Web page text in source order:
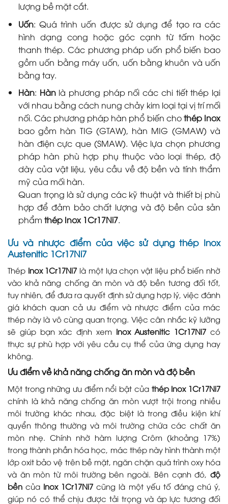
lượng bề mặt cắt.
Uốn: Quá trình uốn được sử dụng để tạo ra các
hình dạng cong hoặc góc cạnh từ tấm hoặc
thanh thép. Các phương pháp uốn phổ biến bao
gồm uốn bằng máy uốn, uốn bằng khuôn và uốn
bằng tay.
Hàn: Hànlà phương pháp nối các chi tiết thép lại
với nhau bằng cách nung chảy kim loại tại vị trí mối
nối. Các phương pháp hàn phổ biến chothép Inox
bao gồm hàn TIG (GTAW), hàn MIG (GMAW) và
hàn điện cực que (SMAW). Việc lựa chọn phương
pháp hàn phù hợp phụ thuộc vào loại thép, độ
dày của vật liệu, yêu cầu về độ bền và tính thẩm
mỹ của mối hàn.
Quan trọng là sử dụng các kỹ thuật và thiết bị phù
hợp để đảm bảo chất lượng và độ bền của sản
phẩm thép Inox 1Cr17Ni7.
Ưu và nhược điểm của việc sử dụng thép Inox
Austenitic 1Cr17Ni7
Thép Inox 1Cr17Ni7 là một lựa chọn vật liệu phổ biến nhờ
vào khả năng chống ăn mòn và độ bền tương đối tốt,
tuy nhiên, để đưa ra quyết định sử dụng hợp lý, việc đánh
giá khách quan cả ưu điểm và nhược điểm của mác
thép này là vô cùng quan trọng. Việc cân nhắc kỹ lưỡng
sẽ giúp bạn xác định xem Inox Austenitic 1Cr17Ni7 có
thực sự phù hợp với yêu cầu cụ thể của ứng dụng hay
không.
Ưu điểm về khả năng chống ăn mòn và độ bền
Một trong những ưu điểm nổi bật của thép Inox 1Cr17Ni7
chính là khả năng chống ăn mòn vượt trội trong nhiều
môi trường khác nhau, đặc biệt là trong điều kiện khí
quyển thông thường và môi trường chứa các chất ăn
mòn nhẹ. Chính nhờ hàm lượng Crôm (khoảng 17%)
trong thành phần hóa học, mác thép này hình thành một
lớp oxit bảo vệ trên bề mặt, ngăn chặn quá trình oxy hóa
và ăn mòn từ môi trường bên ngoài. Bên cạnh đó, độ
bền của Inox 1Cr17Ni7 cũng là một yếu tố đáng chú ý,
giúp nó có thể chịu được tải trọng và áp lực tương đối